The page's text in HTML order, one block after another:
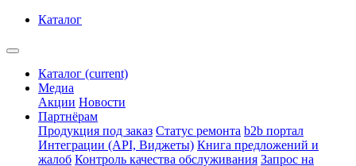
Каталог
Каталог (current)
Медиа
Акции Новости
Партнёрам
Продукция под заказ Статус ремонта b2b портал
Интеграции (API, Виджеты) Книга предложений и
жалоб Контроль качества обслуживания Запрос на